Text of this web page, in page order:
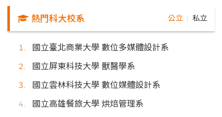
熱門科大校系 公立 私立
國立臺北商業大學 數位多媒體設計系
國立屏東科技大學 獸醫學系
國立雲林科技大學 數位媒體設計系
國立高雄餐旅大學 烘焙管理系